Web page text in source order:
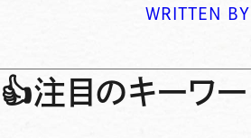
WRITTEN BY
👍注目のキーワー